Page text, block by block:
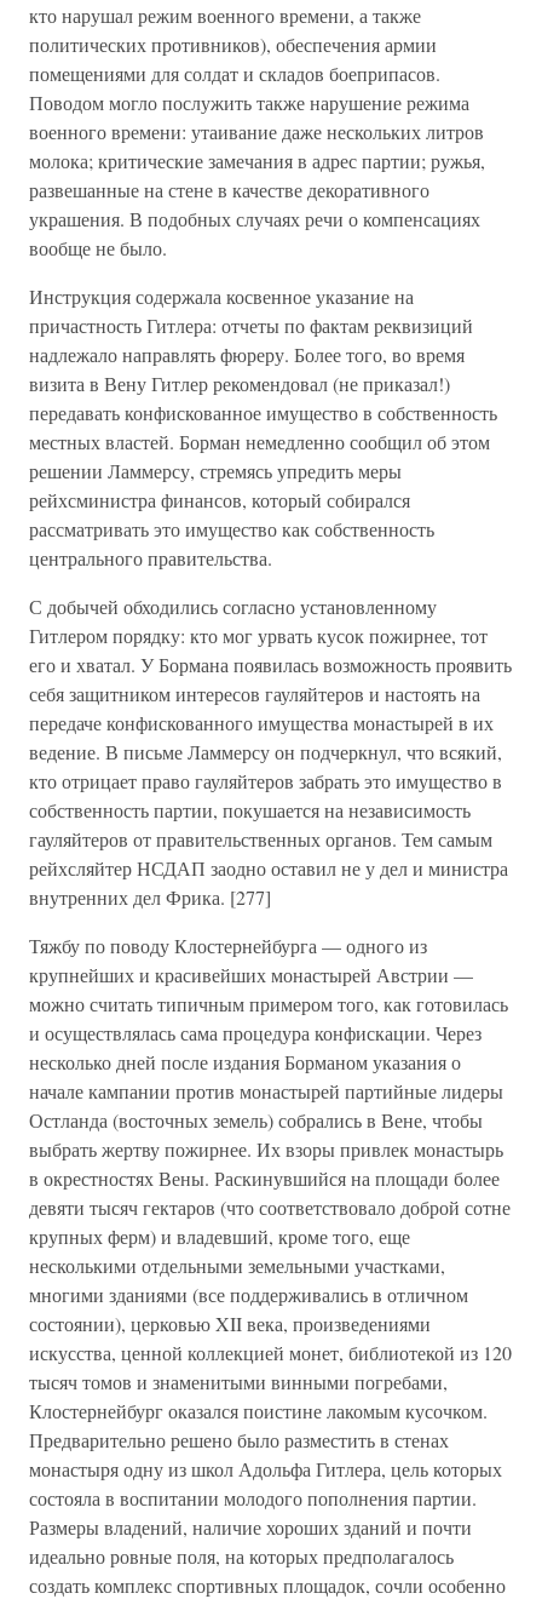
кто нарушал режим военного времени, а также
политических противников), обеспечения армии
помещениями для солдат и складов боеприпасов.
Поводом могло послужить также нарушение режима
военного времени: утаивание даже нескольких литров
молока; критические замечания в адрес партии; ружья,
развешанные на стене в качестве декоративного
украшения. В подобных случаях речи о компенсациях
вообще не было.
Инструкция содержала косвенное указание на
причастность Гитлера: отчеты по фактам реквизиций
надлежало направлять фюреру. Более того, во время
визита в Вену Гитлер рекомендовал (не приказал!)
передавать конфискованное имущество в собственность
местных властей. Борман немедленно сообщил об этом
решении Ламмерсу, стремясь упредить меры
рейхсминистра финансов, который собирался
рассматривать это имущество как собственность
центрального правительства.
С добычей обходились согласно установленному
Гитлером порядку: кто мог урвать кусок пожирнее, тот
его и хватал. У Бормана появилась возможность проявить
себя защитником интересов гауляйтеров и настоять на
передаче конфискованного имущества монастырей в их
ведение. В письме Ламмерсу он подчеркнул, что всякий,
кто отрицает право гауляйтеров забрать это имущество в
собственность партии, покушается на независимость
гауляйтеров от правительственных органов. Тем самым
рейхсляйтер НСДАП заодно оставил не у дел и министра
внутренних дел Фрика. [277]
Тяжбу по поводу Клостернейбурга — одного из
крупнейших и красивейших монастырей Австрии —
можно считать типичным примером того, как готовилась
и осуществлялась сама процедура конфискации. Через
несколько дней после издания Борманом указания о
начале кампании против монастырей партийные лидеры
Остланда (восточных земель) собрались в Вене, чтобы
выбрать жертву пожирнее. Их взоры привлек монастырь
в окрестностях Вены. Раскинувшийся на площади более
девяти тысяч гектаров (что соответствовало доброй сотне
крупных ферм) и владевший, кроме того, еще
несколькими отдельными земельными участками,
многими зданиями (все поддерживались в отличном
состоянии), церковью XII века, произведениями
искусства, ценной коллекцией монет, библиотекой из 120
тысяч томов и знаменитыми винными погребами,
Клостернейбург оказался поистине лакомым кусочком.
Предварительно решено было разместить в стенах
монастыря одну из школ Адольфа Гитлера, цель которых
состояла в воспитании молодого пополнения партии.
Размеры владений, наличие хороших зданий и почти
идеально ровные поля, на которых предполагалось
создать комплекс спортивных площадок, сочли особенно